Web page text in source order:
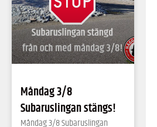
Måndag 3/8
Subaruslingan stängs!
Måndag 3/8 Subaruslingan